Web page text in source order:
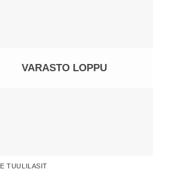
VARASTO LOPPU
TUULILASIT